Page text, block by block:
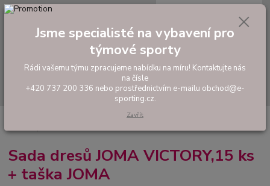
Hledat
tel: +420 737 200 336
0,00 Kč
Akční sady dresů
VICTORY,15 ks + taška JOMA
Sada dresů JOMA VICTORY,15 ks
+ taška JOMA
Jsme specialisté na vybavení pro
týmové sporty
Rádi vašemu týmu zpracujeme nabídku na míru! Kontaktujte nás
na čísle
+420 737 200 336 nebo prostřednictvím e-mailu obchod@e-
sporting.cz.
Zavřít